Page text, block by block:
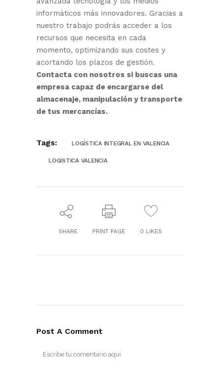
informáticos más innovadores. Gracias a
nuestro trabajo podrás acceder a los
recursos que necesita en cada
momento, optimizando sus costes y
acortando los plazos de gestión.
Contacta con nosotros si buscas una
empresa capaz de encargarse del
almacenaje, manipulación y transporte
de tus mercancías.
Tags: LOGÍSTICA INTEGRAL EN VALENCIA
LOGISTICA VALENCIA
SHARE PRINT PAGE 0 LIKES
Post A Comment